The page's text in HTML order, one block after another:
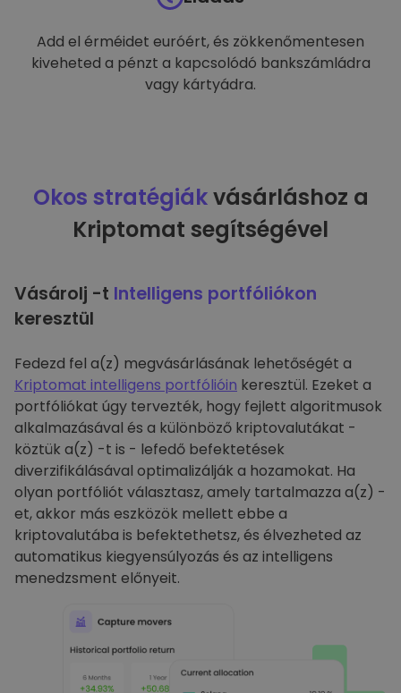
Add el érméidet euróért, és zökkenőmentesen
kiveheted a pénzt a kapcsolódó bankszámládra
vagy kártyádra.
Okos stratégiákvásárláshoz a
Kriptomat segítségével
Vásárolj -t Intelligens portfóliókon
keresztül
Fedezd fel a(z) megvásárlásának lehetőségét a
Kriptomat intelligens portfólióin keresztül. Ezeket a
portfóliókat úgy tervezték, hogy fejlett algoritmusok
alkalmazásával és a különböző kriptovalutákat -
köztük a(z) -t is - lefedő befektetések
diverzifikálásával optimalizálják a hozamokat. Ha
olyan portfóliót választasz, amely tartalmazza a(z) -
et, akkor más eszközök mellett ebbe a
kriptovalutába is befektethetsz, és élvezheted az
automatikus kiegyensúlyozás és az intelligens
menedzsment előnyeit.